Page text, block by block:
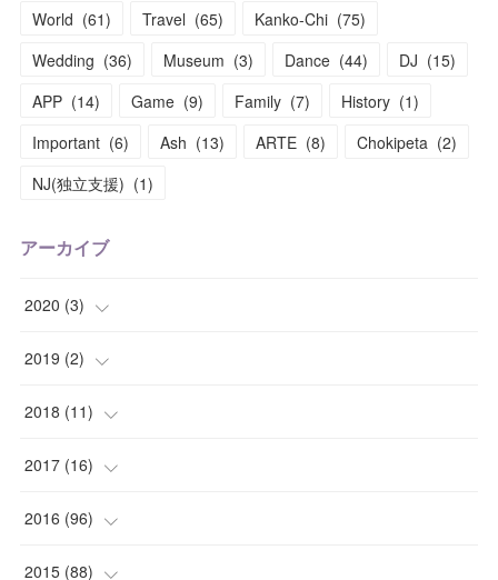
World (61) Travel (65) Kanko-Chi (75)
Wedding (36) Museum (3) Dance (44) DJ (15)
APP (14) Game (9) Family (7) History (1)
Important (6) Ash (13) ARTE (8) Chokipeta (2)
NJ(独立支援) (1)
アーカイブ
2020 (3)
(1
( 1)
(1)
2019 (2)
( 1)
(1)
2018 (11)
(2)
(1)
(1)
2017 (16)
(1)
(2)
2016 (96)
(2)
2015 (88)